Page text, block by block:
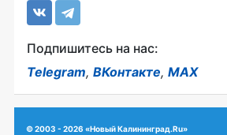
Подпишитесь на нас:
Telegram, ВКонтакте, MAX
© 2003 - 2026 «Новый Калининград.Ru»